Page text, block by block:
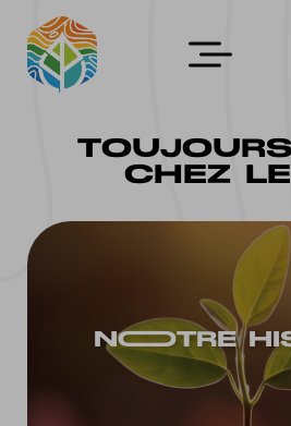
CHEZ
NOOTRE